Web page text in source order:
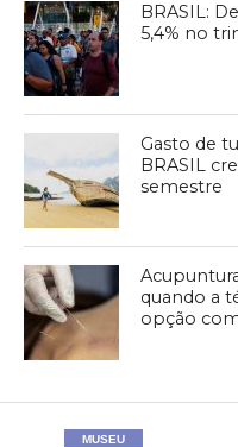
BRASIL:
5,4% no
Gasto de
BRASIL
semestre
quando a
opção
MUSEU